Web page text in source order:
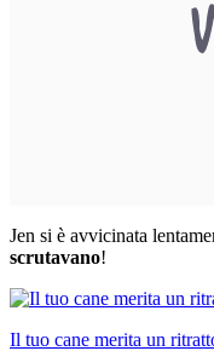
Jen si è avvicinata
scrutavano!
Il tuo cane merita un